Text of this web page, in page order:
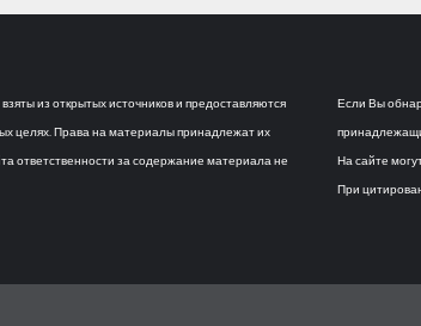
из открытых источников и предоставляются
целях. Права на материалы принадлежат их
ответственности за содержание материала не
Если Вы
На сайте
При